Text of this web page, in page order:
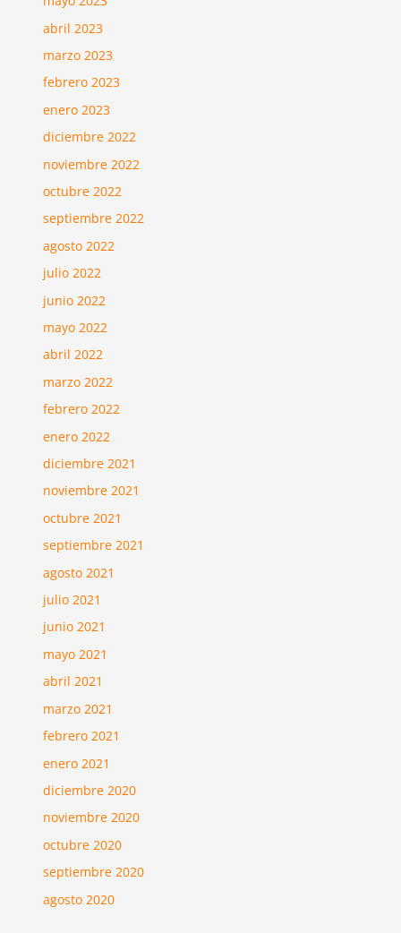
abril 2023
marzo 2023
febrero 2023
enero 2023
diciembre 2022
noviembre 2022
octubre 2022
septiembre 2022
agosto 2022
julio 2022
junio 2022
mayo 2022
abril 2022
marzo 2022
febrero 2022
enero 2022
diciembre 2021
noviembre 2021
octubre 2021
septiembre 2021
agosto 2021
julio 2021
junio 2021
mayo 2021
abril 2021
marzo 2021
febrero 2021
enero 2021
diciembre 2020
noviembre 2020
octubre 2020
septiembre 2020
agosto 2020